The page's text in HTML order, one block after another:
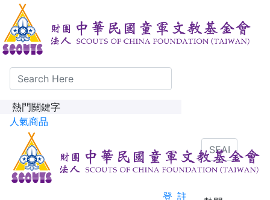
熱門關鍵字
人氣商品
登 註